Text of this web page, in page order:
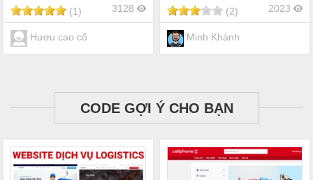
(1) 3128
Hươu cao cổ
(2) 2023
Minh Khánh
CODE GỢI Ý CHO BẠN